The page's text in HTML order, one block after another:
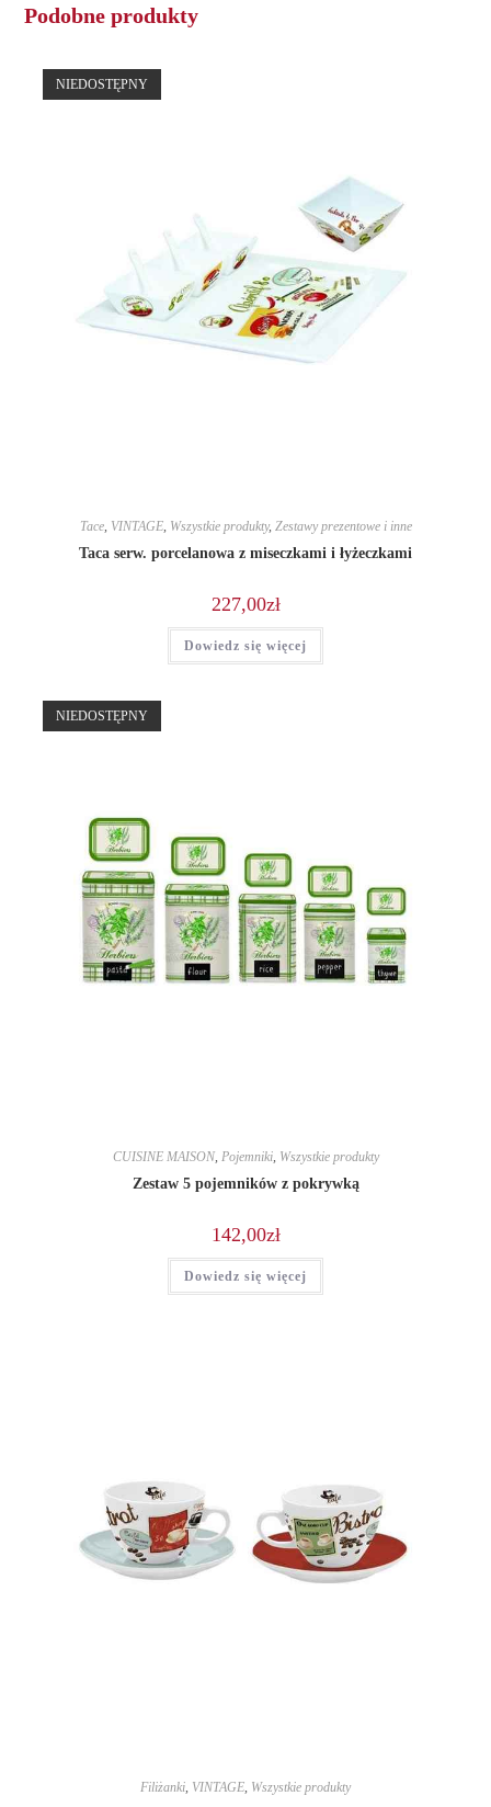
Podobne produkty
NIEDOSTĘPNY
Tace, VINTAGE, Wszystkie produkty, Zestawy prezentowe i inne
Taca serw. porcelanowa z miseczkami i łyżeczkami
227,00zł
Dowiedz się więcej
NIEDOSTĘPNY
CUISINE MAISON, Pojemniki, Wszystkie produkty
Zestaw 5 pojemników z pokrywką
142,00zł
Dowiedz się więcej
Filiżanki, VINTAGE, Wszystkie produkty